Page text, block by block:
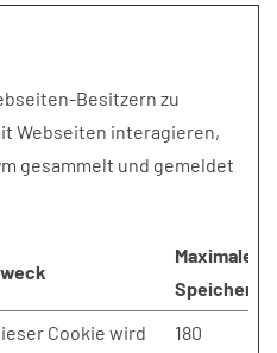
Besitzern zu
Webseiten interagieren,
gesammelt und gemeldet
Maximale
Cookie wird
180